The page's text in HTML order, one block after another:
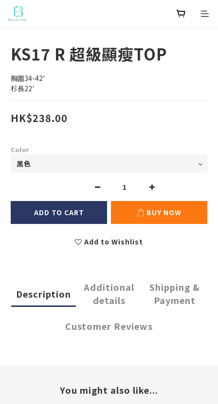
KS17 R 超級顯瘦TOP
胸圍34-42'
杉長22'
HK$238.00
Color
ADD TO CART BUY NOW
Add to Wishlist
Description
Additional
details
Shipping &
Payment
Customer Reviews
You might also like...